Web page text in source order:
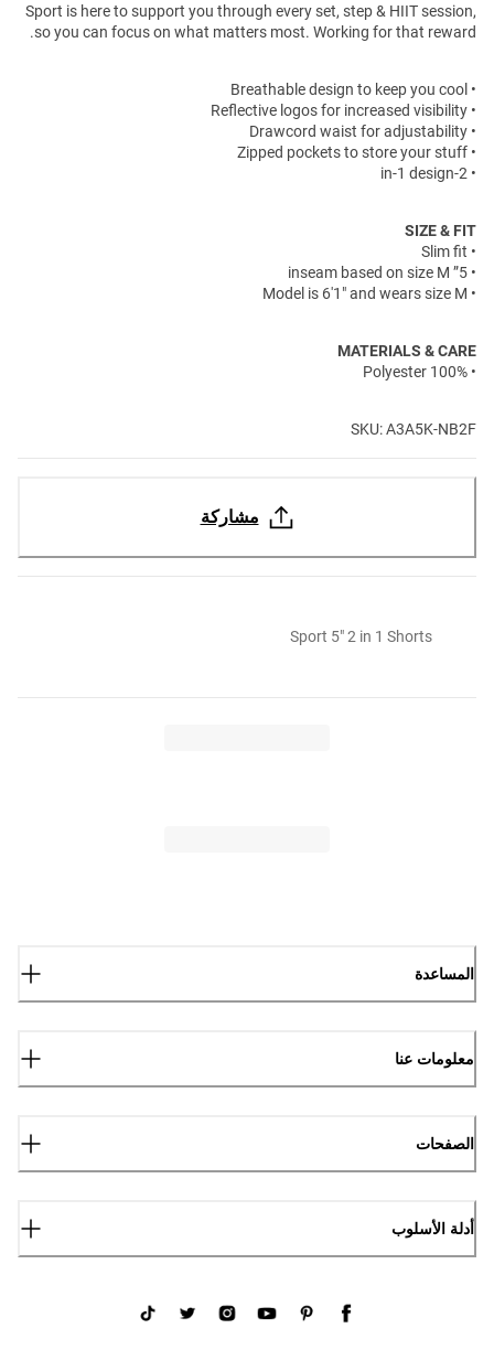
Sport is here to support you through every set, step & HIIT session,
so you can focus on what matters most. Working for that reward.
• Breathable design to keep you cool
• Reflective logos for increased visibility
• Drawcord waist for adjustability
• Zipped pockets to store your stuff
• 2-in-1 design
SIZE & FIT
• Slim fit
• 5” inseam based on size M
• Model is 6'1" and wears size M
MATERIALS & CARE
• 100% Polyester
SKU: A3A5K-NB2F
مشاركة
Sport 5" 2 in 1 Shorts
المساعدة
معلومات عنا
الصفحات
أدلة الأسلوب